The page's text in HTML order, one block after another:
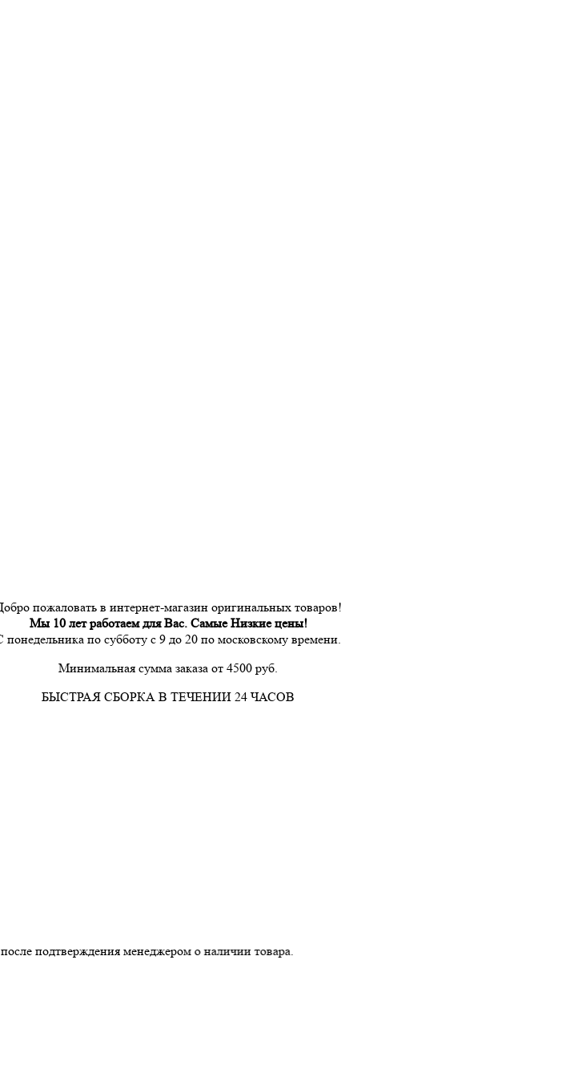
пожаловать в интернет-магазин оригинальных товаров!
Мы 10 лет работаем для Вас. Самые Низкие цены!
понедельника по субботу с 9 до 20 по московскому времени.
Минимальная сумма заказа от 4500 руб.
БЫСТРАЯ СБОРКА В ТЕЧЕНИИ 24 ЧАСОВ
подтверждения менеджером о наличии товара.